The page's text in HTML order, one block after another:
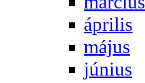
áp­ri­lis
má­jus
jú­ni­us